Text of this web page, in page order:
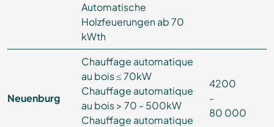
Automatische
Holzfeuerungen ab 70
kWth
Neuenburg
Chauffage automatique
au bois ≤ 70kW
Chauffage automatique
au bois > 70 - 500kW
Chauffage automatique
4200
-
80 000